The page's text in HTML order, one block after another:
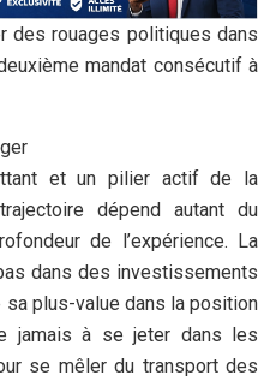
des rouages politiques dans
mandat consécutif à
et un pilier actif de la
dépend autant du
de l’expérience. La
dans des investissements
plus-value dans la position
jamais à se jeter dans les
se mêler du transport des